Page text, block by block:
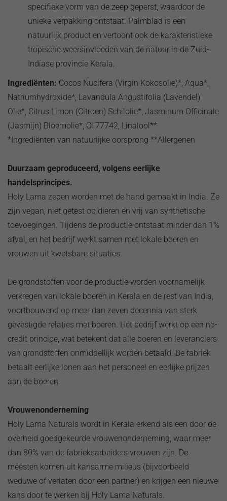
specifieke vorm van de zeep geperst, waardoor de
unieke verpakking ontstaat. Palmblad is een
natuurlijk product en vertoont ook de karakteristieke
tropische weersinvloeden van de natuur in de Zuid-
Indiase provincie Kerala.
Ingrediënten: Cocos Nucifera (Virgin Kokosolie)*, Aqua*,
Natriumhydroxide*, Lavandula Angustifolia (Lavendel)
Olie*, Citrus Limon (Citroen) Schilolie*, Jasminum Officinale
(Jasmijn) Bloemolie*, Cl 77742, Linalool**
*Ingrediënten van natuurlijke oorsprong **Allergenen
Duurzaam geproduceerd, volgens eerlijke
handelsprincipes.
Holy Lama zepen worden met de hand gemaakt in India. Ze
zijn vegan, niet getest op dieren en vrij van synthetische
toevoegingen. Tijdens de productie ontstaat minder dan 1%
afval, en het bedrijf werkt samen met lokale boeren en
vrouwen uit kwetsbare situaties.
De grondstoffen voor de productie worden voornamelijk
verkregen van lokale boeren in Kerala en de rest van India,
voortbouwend op meer dan zeven decennia van sterk
gevestigde relaties met boeren. Het bedrijf werkt op een no-
credit principe, wat betekent dat alle boeren en leveranciers
van grondstoffen onmiddellijk worden betaald. De fabriek
betaalt eerlijke lonen aan het personeel en eerlijke prijzen
aan de boeren.
Vrouwenonderneming
Holy Lama Naturals wordt in Kerala erkend als een door de
overheid goedgekeurde vrouwenonderneming, waar meer
dan 80% van de fabrieksarbeiders vrouwen zijn. De
meesten komen uit kansarme milieus (bijvoorbeeld
weduwe of verlaten door een partner) en krijgen een nieuwe
kans door te werken bij Holy Lama Naturals.